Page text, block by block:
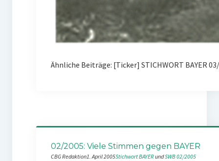
Ähnliche Beiträge: [Ticker] STICHWORT BAYER
02/2005: Viele Stimmen gegen BAYER
CBG Redaktion1. April 2005Stichwort BAYER und SWB 02/2005